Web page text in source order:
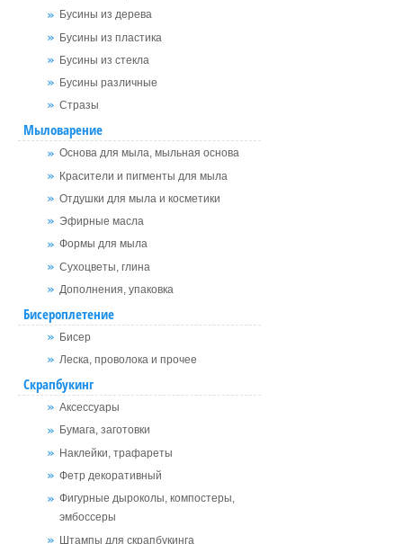
Бусины из дерева
Бусины из пластика
Бусины из стекла
Бусины различные
Стразы
Мыловарение
Основа для мыла, мыльная основа
Красители и пигменты для мыла
Отдушки для мыла и косметики
Эфирные масла
Формы для мыла
Сухоцветы, глина
Дополнения, упаковка
Бисероплетение
Бисер
Леска, проволока и прочее
Скрапбукинг
Аксессуары
Бумага, заготовки
Наклейки, трафареты
Фетр декоративный
Фигурные дыроколы, компостеры,
эмбоссеры
Штампы для скрапбукинга